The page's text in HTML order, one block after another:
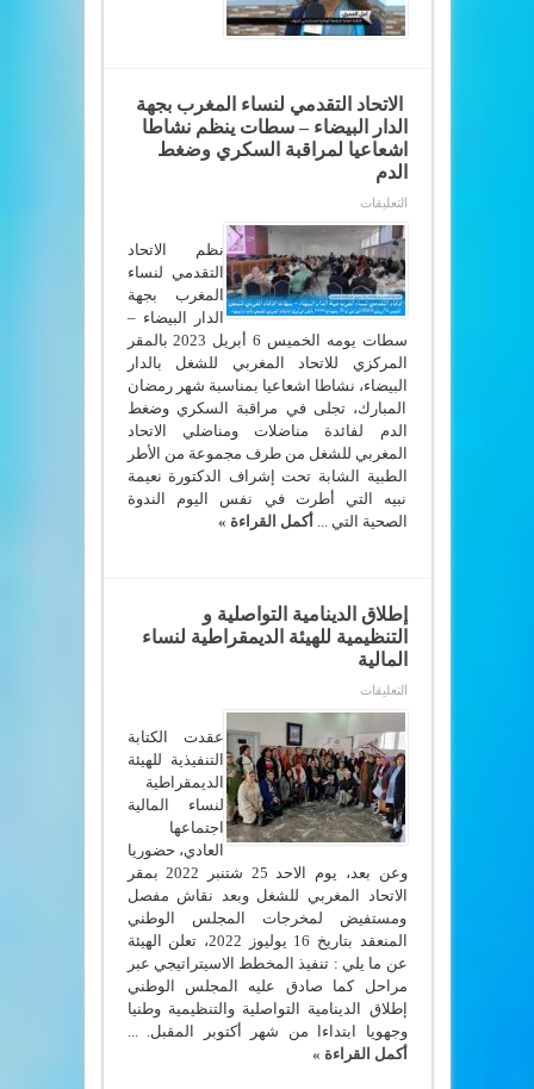
للاتحاد
التقدمي
لنساء
مغلقة
الاتحاد التقدمي لنساء المغرب بجهة
الدار البيضاء – سطات ينظم نشاطا
اشعاعيا لمراقبة السكري وضغط
الدم
التعليقات
التقدمي
لنساء
المغرب
بجهة
الدار
البيضاء
سطات
ينظم
نشاطا
اشعاعيا
لمراقبة
السكري
وضغط
الدم
مغلقة
نظم الاتحاد
التقدمي لنساء
المغرب بجهة
الدار البيضاء –
سطات يومه الخميس 6 أبريل 2023 بالمقر
المركزي للاتحاد المغربي للشغل بالدار
البيضاء، نشاطا اشعاعيا بمناسبة شهر رمضان
المبارك، تجلى في مراقبة السكري وضغط
الدم لفائدة مناضلات ومناضلي الاتحاد
المغربي للشغل من طرف مجموعة من الأطر
الطبية الشابة تحت إشراف الدكتورة نعيمة
نبيه التي أطرت في نفس اليوم الندوة
الصحية التي ... أكمل القراءة »
إطلاق الدينامية التواصلية و
التنظيمية للهيئة الديمقراطية لنساء
المالية
التعليقات
التواصلية
و
التنظيمية
للهيئة
الديمقراطية
لنساء
المالية
مغلقة
عقدت الكتابة
التنفيذية للهيئة
الديمقراطية
لنساء المالية
اجتماعها
العادي، حضوريا
وعن بعد، يوم الاحد 25 شتنبر 2022 بمقر
الاتحاد المغربي للشغل وبعد نقاش مفصل
ومستفيض لمخرجات المجلس الوطني
المنعقد بتاريخ 16 يوليوز 2022، تعلن الهيئة
عن ما يلي : تنفيذ المخطط الاسيتراتيجي عبر
مراحل كما صادق عليه المجلس الوطني
إطلاق الدينامية التواصلية والتنظيمية وطنيا
وجهويا ابتداءا من شهر أكتوبر المقبل. ...
أكمل القراءة »